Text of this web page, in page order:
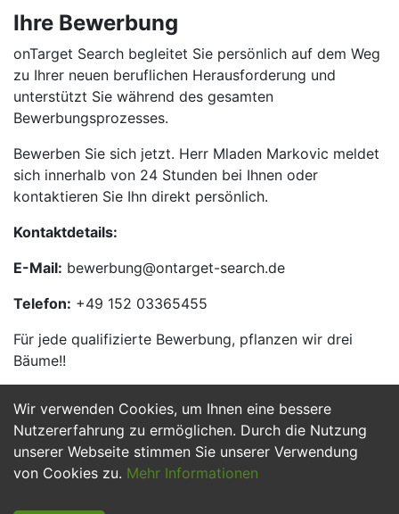
Wir verwenden Cookies, um Ihnen eine bessere
Nutzererfahrung zu ermöglichen. Durch die Nutzung
unserer Webseite stimmen Sie unserer Verwendung
von Cookies zu. Mehr Informationen
Ihre Bewerbung
onTarget Search begleitet Sie persönlich auf dem Weg
zu Ihrer neuen beruflichen Herausforderung und
unterstützt Sie während des gesamten
Bewerbungsprozesses.
Bewerben Sie sich jetzt. Herr Mladen Markovic meldet
sich innerhalb von 24 Stunden bei Ihnen oder
kontaktieren Sie Ihn direkt persönlich.
Kontaktdetails:
E-Mail: bewerbung@ontarget-search.de
Telefon: +49 152 03365455
Für jede qualifizierte Bewerbung, pflanzen wir drei
Bäume!!
Jetzt Bewerben